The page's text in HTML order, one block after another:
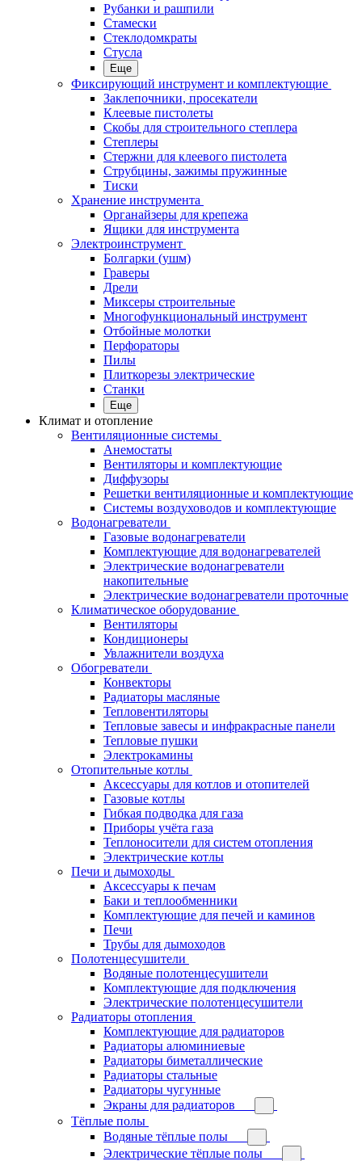
Рубанки и рашпили
Стамески
Стеклодомкраты
Стусла
Еще
Фиксирующий инструмент и комплектующие
Заклепочники, просекатели
Клеевые пистолеты
Скобы для строительного степлера
Степлеры
Стержни для клеевого пистолета
Струбцины, зажимы пружинные
Тиски
Хранение инструмента
Органайзеры для крепежа
Ящики для инструмента
Электроинструмент
Болгарки (ушм)
Граверы
Дрели
Миксеры строительные
Многофункциональный инструмент
Отбойные молотки
Перфораторы
Пилы
Плиткорезы электрические
Станки
Еще
Климат и отопление
Вентиляционные системы
Анемостаты
Вентиляторы и комплектующие
Диффузоры
Решетки вентиляционные и комплектующие
Системы воздуховодов и комплектующие
Водонагреватели
Газовые водонагреватели
Комплектующие для водонагревателей
Электрические водонагреватели
накопительные
Электрические водонагреватели проточные
Климатическое оборудование
Вентиляторы
Кондиционеры
Увлажнители воздуха
Обогреватели
Конвекторы
Радиаторы масляные
Тепловентиляторы
Тепловые завесы и инфракрасные панели
Тепловые пушки
Электрокамины
Отопительные котлы
Аксессуары для котлов и отопителей
Газовые котлы
Гибкая подводка для газа
Приборы учёта газа
Теплоносители для систем отопления
Электрические котлы
Печи и дымоходы
Аксессуары к печам
Баки и теплообменники
Комплектующие для печей и каминов
Печи
Трубы для дымоходов
Полотенцесушители
Водяные полотенцесушители
Комплектующие для подключения
Электрические полотенцесушители
Радиаторы отопления
Комплектующие для радиаторов
Радиаторы алюминиевые
Радиаторы биметаллические
Радиаторы стальные
Радиаторы чугунные
Экраны для радиаторов
Тёплые полы
Водяные тёплые полы
Электрические тёплые полы